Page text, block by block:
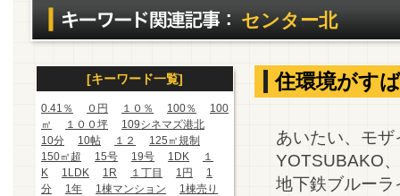
センター北
[キーワード一覧]
0.41％ ０円 １０％ 100％
100
㎡
１００坪
109シネマズ港北
10分
10帖 １２
125㎡規制
150㎡超
15号 19号 1DK
１
K
1LDK 1R １丁目 1円
1
分
1年 1棟マンション
1棟売り
住環境がす
あいたい、モ
YOTSUBAKO
地下鉄ブルー